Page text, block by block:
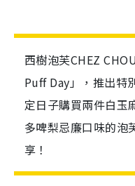
西樹泡芙CHEZ
Puff Day」，推出特
定日子購買兩件白玉
多啤梨忌廉口味的泡
享！